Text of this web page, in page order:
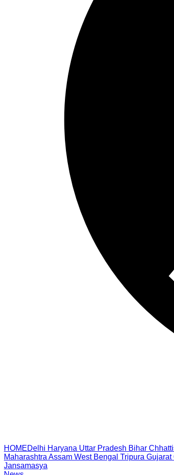
HOMEDelhi Haryana Uttar Pradesh Bihar
Maharashtra Assam West Bengal Tripura Gujarat
Jansamasya